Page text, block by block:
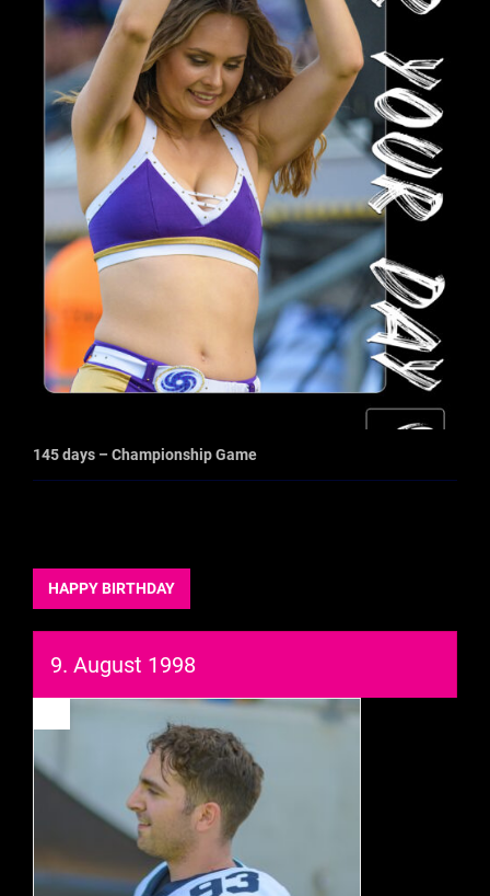
145 days – Championship Game
HAPPY BIRTHDAY
9. August 1998